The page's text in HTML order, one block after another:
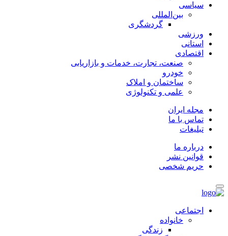
سیاسی
بین‌المللی
گردشگری
ورزشی
استانی
اقتصادی
صنعت، تجارت، خدمات و بازاریابی
خودرو
ساختمان و املاک
علمی و تکنولوژی
مجله ایران
تماس با ما
تبلیغات
درباره ما
قوانین نشر
حریم شخصی
اجتماعی
خانواده
زندگی